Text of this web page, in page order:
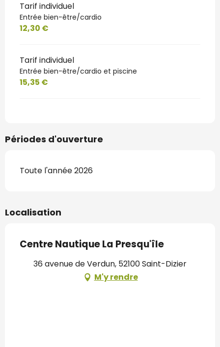
Tarif individuel
Entrée bien-être/cardio
12,30 €
Tarif individuel
Entrée bien-être/cardio et piscine
15,35 €
Périodes d'ouverture
Toute l'année 2026
Localisation
Centre Nautique La Presqu'île
36 avenue de Verdun, 52100 Saint-Dizier
M'y rendre